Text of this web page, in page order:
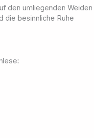
den umliegenden Weiden
die besinnliche Ruhe